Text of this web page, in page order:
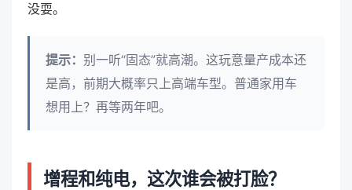
没耍。
提示： 别一听“固态”就高潮。这玩意量产成本还
是高，前期大概率只上高端车型。普通家用车
想用上？再等两年吧。
增程和纯电，这次谁会被打脸？